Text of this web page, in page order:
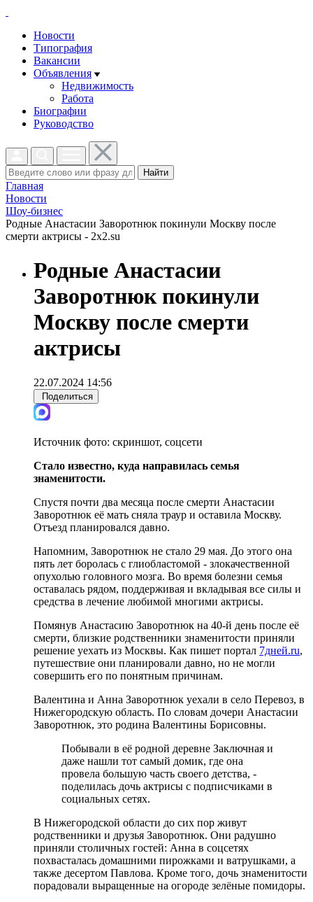
Новости
Типография
Вакансии
Объявления
Недвижимость
Работа
Биографии
Руководство
Найти
Главная
Новости
Шоу-бизнес
Родные Анастасии Заворотнюк покинули Москву после
смерти актрисы - 2x2.su
Родные Анастасии
Заворотнюк покинули
Москву после смерти
актрисы
22.07.2024 14:56
Поделиться
Источник фото: скриншот, соцсети
Стало известно, куда направилась семья
знаменитости.
Спустя почти два месяца после смерти Анастасии
Заворотнюк её мать сняла траур и оставила Москву.
Отъезд планировался давно.
Напомним, Заворотнюк не стало 29 мая. До этого она
пять лет боролась с глиобластомой - злокачественной
опухолью головного мозга. Во время болезни семья
оставалась рядом, поддерживая и вкладывая все силы и
средства в лечение любимой многими актрисы.
Помянув Анастасию Заворотнюк на 40-й день после её
смерти, близкие родственники знаменитости приняли
решение уехать из Москвы. Как пишет портал 7дней.ru,
путешествие они планировали давно, но не могли
совершить его по понятным причинам.
Валентина и Анна Заворотнюк уехали в село Перевоз, в
Нижегородскую область. По словам дочери Анастасии
Заворотнюк, это родина Валентины Борисовны.
Побывали в её родной деревне Заключная и
даже нашли тот самый домик, где она
провела большую часть своего детства, -
поделилась дочь актрисы с подписчиками в
социальных сетях.
В Нижегородской области до сих пор живут
родственники и друзья Заворотнюк. Они радушно
приняли столичных гостей: Анна в соцсетях
похвасталась домашними пирожками и ватрушками, а
также десертом Павлова. Кроме того, дочь знаменитости
порадовали выращенные на огороде зелёные помидоры.